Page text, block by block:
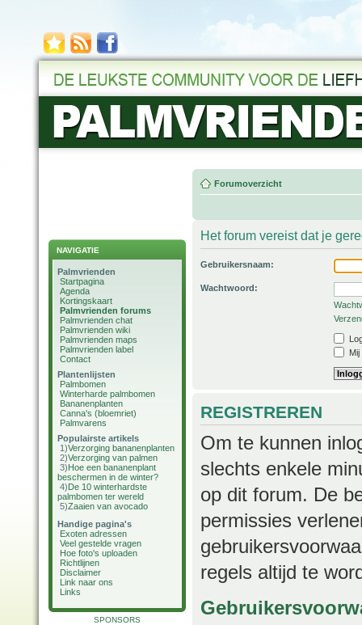
NAVIGATIE
Palmvrienden
Startpagina
Agenda
Kortingskaart
Palmvrienden forums
Palmvrienden chat
Palmvrienden wiki
Palmvrienden maps
Palmvrienden label
Contact
Plantenlijsten
Palmbomen
Winterharde palmbomen
Bananenplanten
Canna's (bloemriet)
Palmvarens
Populairste artikels
1)Verzorging bananenplanten
2)Verzorging van palmen
3)Hoe een bananenplant
beschermen in de winter?
4)De 10 winterhardste
palmbomen ter wereld
5)Zaaien van avocado
Handige pagina's
Exoten adressen
Veel gestelde vragen
Hoe foto's uploaden
Richtlijnen
Disclaimer
Link naar ons
Links
SPONSORS
Forumoverzicht
Het forum vereist dat je
Gebruikersnaam:
Wachtwoord:
REGISTREREN
Om te kunnen
slechts enkele
op dit forum. De
permissies
regels altijd te